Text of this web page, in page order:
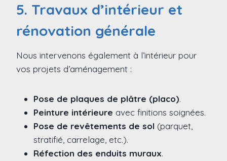
5. Travaux d’intérieur et
rénovation générale
Nous intervenons également à l’intérieur pour
vos projets d’aménagement :
Pose de plaques de plâtre (placo).
Peinture intérieure avec finitions soignées.
Pose de revêtements de sol (parquet,
stratifié, carrelage, etc.).
Réfection des enduits muraux.